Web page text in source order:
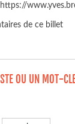
de ce billet
OU UN MOT-